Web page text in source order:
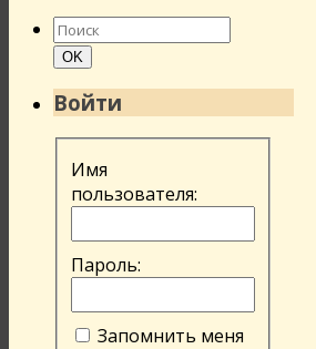
Найти:
Поиск
OK
Войти
Имя
пользователя:
Пароль:
Запомнить меня